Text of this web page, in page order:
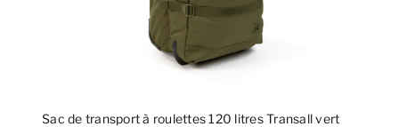
Sac de transport à roulettes 120 litres Transall vert